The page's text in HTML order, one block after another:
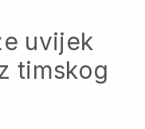
uvijek
timskog